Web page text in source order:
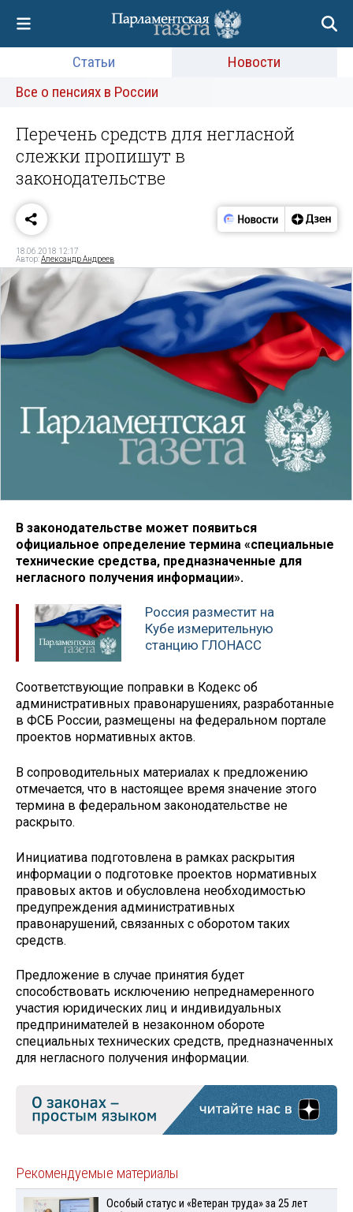
Статьи
Новости
Все о пенсиях в России
Перечень средств для негласной
слежки пропишут в
законодательстве
18.06.2018 12:17
Автор:Александр Андреев
В законодательстве может появиться
официальное определение термина «специальные
технические средства, предназначенные для
негласного получения информации».
Россия разместит на
Кубе измерительную
станцию ГЛОНАСС
Соответствующие поправки в Кодекс об
административных правонарушениях, разработанные
в ФСБ России, размещены на федеральном портале
проектов нормативных актов.
В сопроводительных материалах к предложению
отмечается, что в настоящее время значение этого
термина в федеральном законодательстве не
раскрыто.
Инициатива подготовлена в рамках раскрытия
информации о подготовке проектов нормативных
правовых актов и обусловлена необходимостью
предупреждения административных
правонарушений, связанных с оборотом таких
средств.
Предложение в случае принятия будет
способствовать исключению непреднамеренного
участия юридических лиц и индивидуальных
предпринимателей в незаконном обороте
специальных технических средств, предназначенных
для негласного получения информации.
Рекомендуемые материалы
Особый статус и «Ветеран труда» за 25 лет